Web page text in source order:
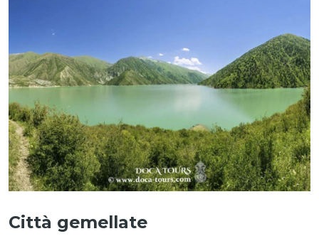
Città gemellate